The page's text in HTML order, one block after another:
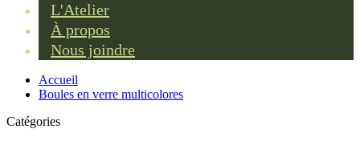
L'Atelier
À propos
Nous joindre
Accueil
Boules en verre multicolores
Catégories